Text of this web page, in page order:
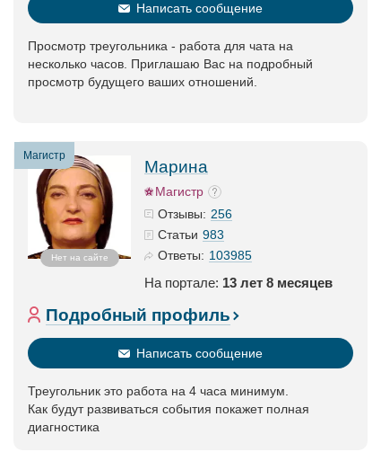
Написать сообщение
Просмотр треугольника - работа для чата на
несколько часов. Приглашаю Вас на подробный
просмотр будущего ваших отношений.
Магистр
Нет на сайте
Марина
Магистр
Отзывы: 256
Статьи 983
Ответы: 103985
На портале: 13 лет 8 месяцев
Подробный профиль
Написать сообщение
Треугольник это работа на 4 часа минимум.
Как будут развиваться события покажет полная
диагностика